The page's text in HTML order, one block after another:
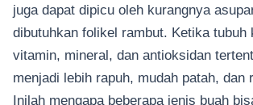
juga dapat dipicu oleh kurangnya
dibutuhkan folikel rambut. Ketika tubuh
vitamin, mineral, dan antioksidan
menjadi lebih rapuh, mudah patah, dan
Inilah mengapa beberapa jenis buah